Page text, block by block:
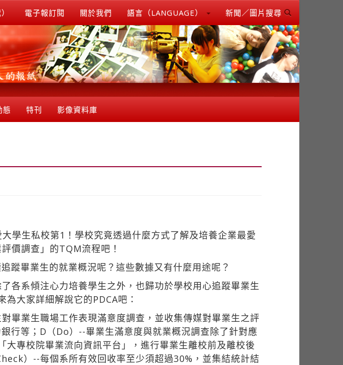
電子報訂閱 關於我們 語言（LANGUAGE） 新聞／圖片搜尋
態 特刊 影像資料庫
學生私校第1！學校究竟透過什麼方式了解及培養企業最愛
價調查」的TQM流程吧！
蹤畢業生的就業概況呢？這些數據又有什麼用途呢？
各系傾注心力培養學生之外，也歸功於學校用心追蹤畢業生
大家詳細解說它的PDCA吧：
畢業生職場工作表現滿意度調查，並收集傳媒對畢業生之評
行等；D（Do）--畢業生滿意度與就業概況調查除了針對應
專校院畢業流向資訊平台」，進行畢業生離校前及離校後
）--每個系所有效回收率至少須超過30%，並集結統計結